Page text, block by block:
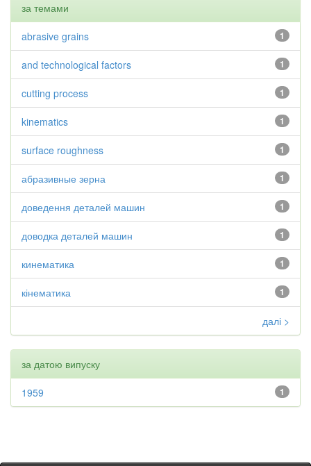
за темами
1
abrasive grains
1
and technological factors
1
cutting process
1
kinematics
1
surface roughness
1
абразивные зерна
1
доведення деталей машин
1
доводка деталей машин
1
кинематика
1
кінематика
далі >
за датою випуску
1
1959